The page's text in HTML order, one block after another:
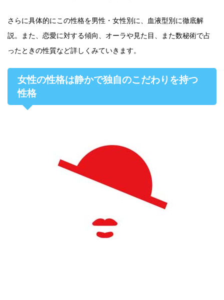
さらに具体的にこの性格を男性・女性別に、血液型別に徹底解
説。また、恋愛に対する傾向、オーラや見た目、また数秘術で占
ったときの性質など詳しくみていきます。
女性の性格は静かで独自のこだわりを持つ
性格